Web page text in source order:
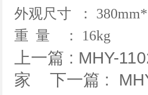
外观尺寸 ：
重 量 ： 16kg
上一篇 : MHY-
家 下一篇 :